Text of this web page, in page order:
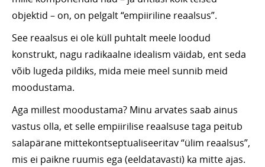
objektid – on, on pelgalt “empiiriline reaalsus”.
See reaalsus ei ole küll puhtalt meele loodud
konstrukt, nagu radikaalne idealism väidab, ent seda
võib lugeda pildiks, mida meie meel sunnib meid
moodustama.
Aga millest moodustama? Minu arvates saab ainus
vastus olla, et selle empiirilise reaalsuse taga peitub
salapärane mittekontseptualiseeritav “ülim reaalsus”,
mis ei paikne ruumis ega (eeldatavasti) ka mitte ajas.